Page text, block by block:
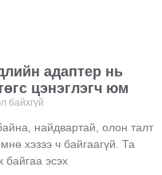
адаптер нь
цэнэглэгч юм
байхгүй
найдвартай, олон талт
хэзээ ч байгаагүй. Та
эсэх